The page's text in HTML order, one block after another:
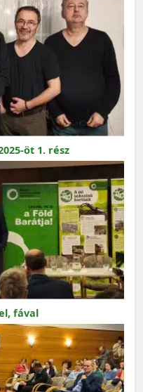
öt 1. rész
fával